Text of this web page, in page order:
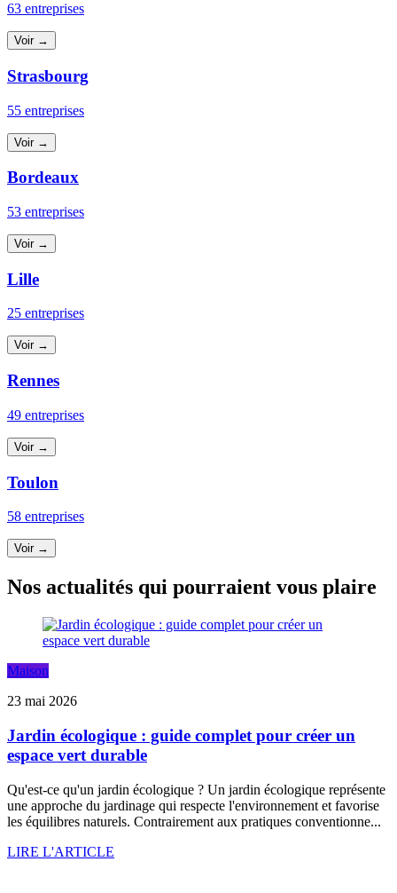
63 entreprises
Voir →
Strasbourg
55 entreprises
Voir →
Bordeaux
53 entreprises
Voir →
Lille
25 entreprises
Voir →
Rennes
49 entreprises
Voir →
Toulon
58 entreprises
Voir →
Nos actualités qui pourraient vous plaire
Maison
23 mai 2026
Jardin écologique : guide complet pour créer un
espace vert durable
Qu'est-ce qu'un jardin écologique ? Un jardin écologique représente
une approche du jardinage qui respecte l'environnement et favorise
les équilibres naturels. Contrairement aux pratiques conventionne...
LIRE L'ARTICLE